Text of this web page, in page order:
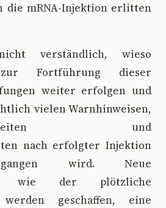
die mRNA-Injektion erlitten
verständlich, wieso
zur Fortführung dieser
weiter erfolgen und
vielen Warnhinweisen,
und
nach erfolgter Injektion
wird. Neue
wie der plötzliche
werden geschaffen, eine